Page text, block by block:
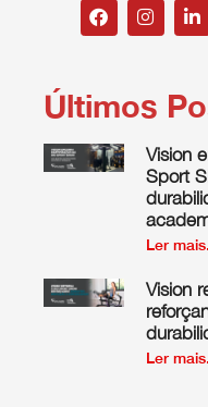
Últimos
Vision
Sport
Ler
Vision
Ler